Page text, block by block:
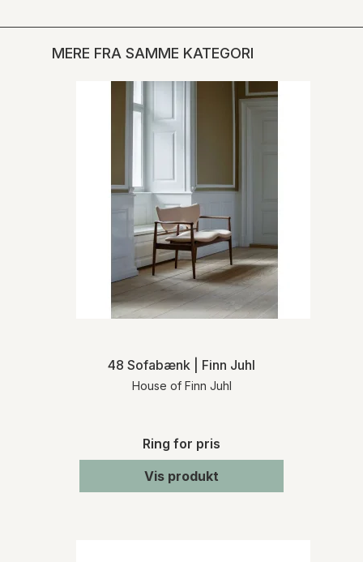
MERE FRA SAMME KATEGORI
48 Sofabænk | Finn Juhl
House of Finn Juhl
Ring for pris
Vis produkt